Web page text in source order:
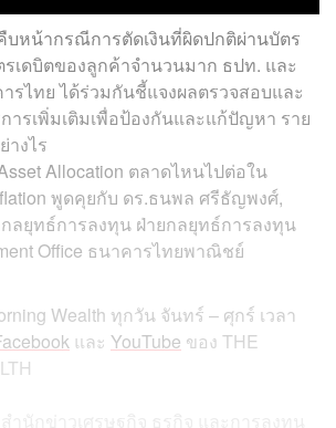
บหน้ากรณีการตัดเงินที่ผิดปกติผ่านบัตร
รเดบิตของลูกค้าจำนวนมาก ธปท. และ
รไทย ได้ร่วมกันชี้แจงผลตรวจสอบและ
ารเพิ่มเติมเพื่อป้องกันและแก้ปัญหา ราย
างไร
Allocation ตลาดไหนไปต่อใน
พูดคุยกับ ดร.ธนพล ศรีธัญพงศ์,
ลยุทธ์การลงทุน ฝ่ายกลยุทธ์การลงทุน
Office ธนาคารไทยพาณิชย์
Wealth ทุกวัน จันทร์ – ศุกร์ เวลา
และ YouTube ของ THE